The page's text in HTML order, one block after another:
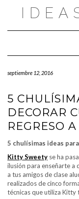
septiembre 12, 2016
5
DECORAR
REGRESO
5 chulísimas ideas
Kitty Sweety se ha
ilusión para enseñarte a
a tus amigos de clase
realizados de cinco
técnicas que utiliza Kitty